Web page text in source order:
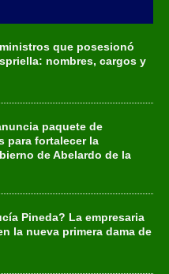
que posesionó
nombres, cargos y
paquete de
para fortalecer la
de Abelardo de la
Pineda? La empresaria
la nueva primera dama de